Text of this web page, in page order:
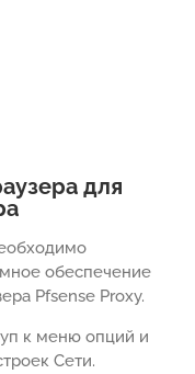
для
обеспечение
Pfsense Proxy.
к меню опций и
Сети.